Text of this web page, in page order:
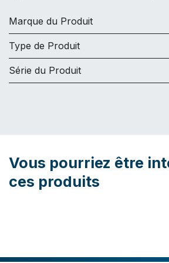
Marque du Produit
Type de Produit
Série du Produit
Vous pourriez être
ces produits